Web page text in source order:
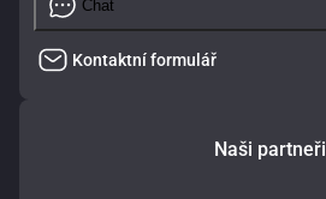
Chat
Kontaktní formulář
Naši partneři